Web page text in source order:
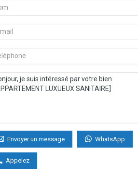
Envoyer un message WhatsApp
Appelez